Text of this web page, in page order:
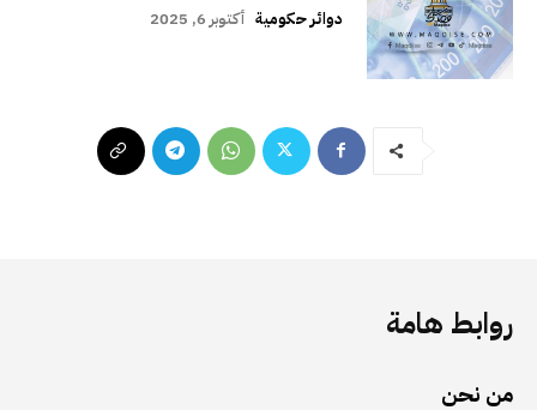
دوائر حكومية أكتوبر 6, 2025
روابط هامة
من نحن